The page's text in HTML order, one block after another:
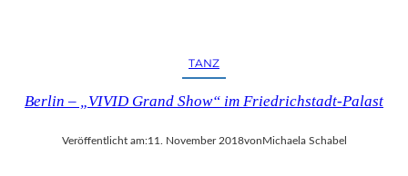
E
B
TANZ
Berlin – „VIVID Grand Show“ im Friedrichstadt-Palast
Veröffentlicht am:11. November 2018vonMichaela Schabel